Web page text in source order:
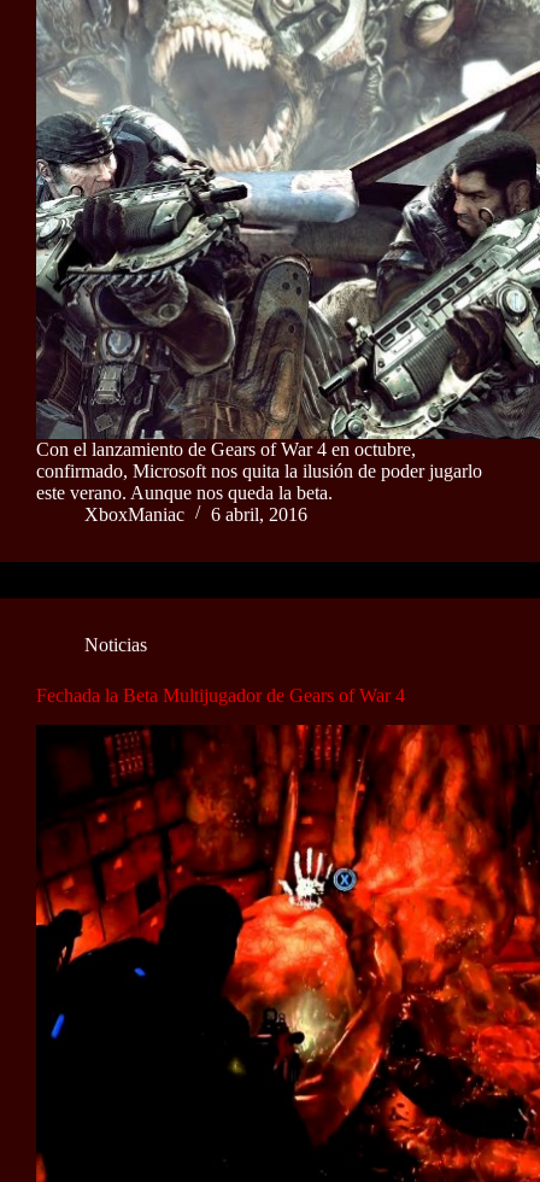
Con el lanzamiento de Gears of War 4 en octubre,
confirmado, Microsoft nos quita la ilusión de poder jugarlo
este verano. Aunque nos queda la beta.
XboxManiac
6 abril, 2016
Noticias
Fechada la Beta Multijugador de Gears of War 4